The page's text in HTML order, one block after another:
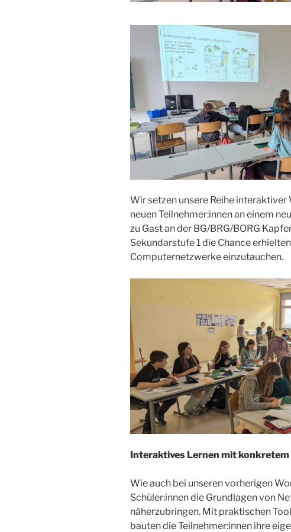
Wir setzen unsere Reihe
neuen Teilnehmer:innen an einem
zu Gast an der BG/BRG/BORG
Sekundarstufe 1 die Chance
Computernetzwerke einzutauchen.
Interaktives Lernen mit konkretem
Wie auch bei unseren vorherigen
Schüler:innen die Grundlagen von
näherzubringen. Mit praktischen
bauten die Teilnehmer:innen ihre